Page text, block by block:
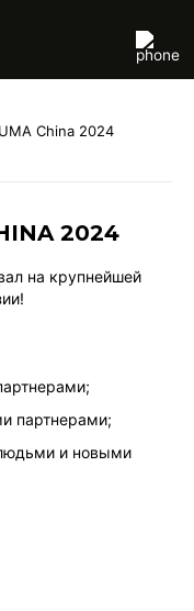
China 2024
2024
на крупнейшей
партнерами;
и новыми